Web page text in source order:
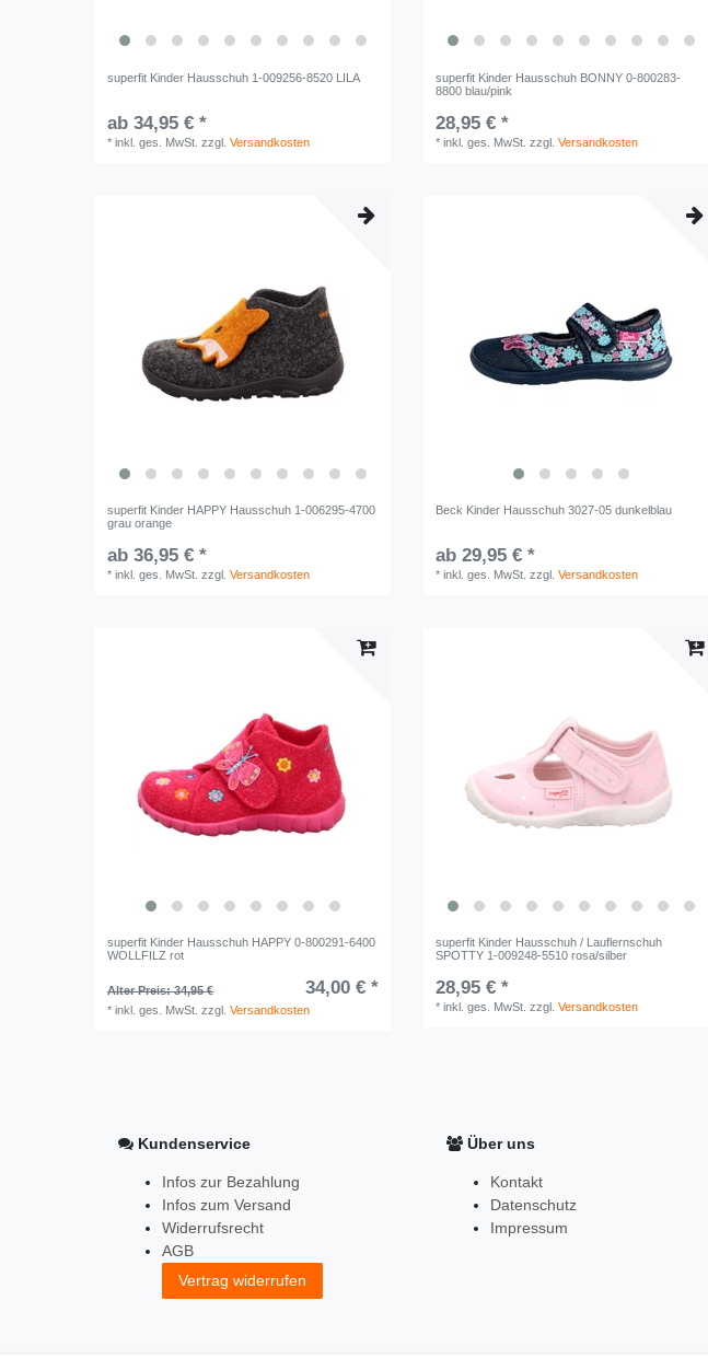
superfit Kinder Hausschuh 1-009256-8520 LILA
ab 34,95 € *
*inkl. ges. MwSt. zzgl.Versandkosten
superfit Kinder Hausschuh BONNY 0-800283-
8800 blau/pink
28,95 € *
*inkl. ges. MwSt. zzgl.Versandkosten
superfit Kinder HAPPY Hausschuh 1-006295-4700
grau orange
ab 36,95 € *
*inkl. ges. MwSt. zzgl.Versandkosten
Beck Kinder Hausschuh 3027-05 dunkelblau
ab 29,95 € *
*inkl. ges. MwSt. zzgl.Versandkosten
superfit Kinder Hausschuh HAPPY 0-800291-6400
WOLLFILZ rot
Alter Preis: 34,95 € 34,00 € *
*inkl. ges. MwSt. zzgl.Versandkosten
superfit Kinder Hausschuh / Lauflernschuh
SPOTTY 1-009248-5510 rosa/silber
28,95 € *
*inkl. ges. MwSt. zzgl.Versandkosten
Kundenservice
Infos zur Bezahlung
Infos zum Versand
Widerrufsrecht
AGB
Vertrag widerrufen
Über uns
Kontakt
Datenschutz
Impressum